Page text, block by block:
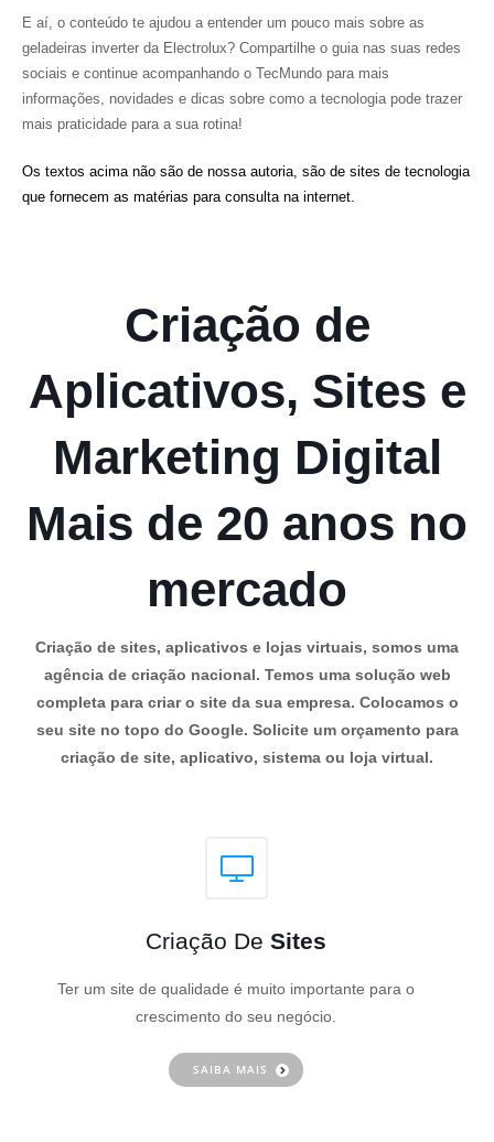
E aí, o conteúdo te ajudou a entender um pouco mais sobre as
geladeiras inverter da Electrolux? Compartilhe o guia nas suas redes
sociais e continue acompanhando o TecMundo para mais
informações, novidades e dicas sobre como a tecnologia pode trazer
mais praticidade para a sua rotina!
Os textos acima não são de nossa autoria, são de sites de tecnologia
que fornecem as matérias para consulta na internet.
Criação de
Aplicativos, Sites e
Marketing Digital
Mais de 20 anos no
mercado
Criação de sites, aplicativos e lojas virtuais, somos uma
agência de criação nacional. Temos uma solução web
completa para criar o site da sua empresa. Colocamos o
seu site no topo do Google. Solicite um orçamento para
criação de site, aplicativo, sistema ou loja virtual.
Criação De Sites
Ter um site de qualidade é muito importante para o
crescimento do seu negócio.
SAIBA MAIS